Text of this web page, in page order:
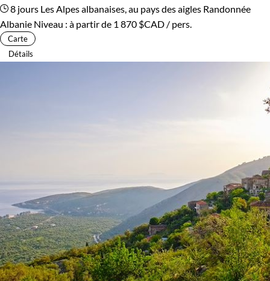
8 jours Les Alpes albanaises, au pays des aigles Randonnée
Albanie Niveau : à partir de 1 870 $CAD / pers.
Carte
Détails